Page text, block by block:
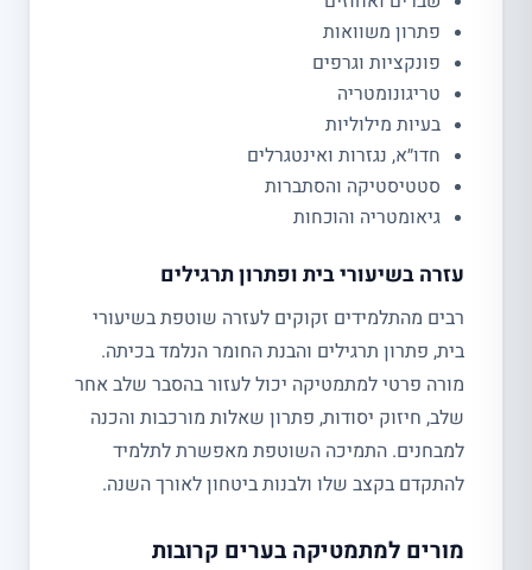
פתרון משוואות
פונקציות וגרפים
טריגונומטריה
בעיות מילוליות
חדו״א, נגזרות ואינטגרלים
סטטיסטיקה והסתברות
גיאומטריה והוכחות
עזרה בשיעורי בית ופתרון תרגילים
רבים מהתלמידים זקוקים לעזרה שוטפת בשיעורי
בית, פתרון תרגילים והבנת החומר הנלמד בכיתה.
מורה פרטי למתמטיקה יכול לעזור בהסבר שלב אחר
שלב, חיזוק יסודות, פתרון שאלות מורכבות והכנה
למבחנים. התמיכה השוטפת מאפשרת לתלמיד
להתקדם בקצב שלו ולבנות ביטחון לאורך השנה.
מורים למתמטיקה בערים קרובות